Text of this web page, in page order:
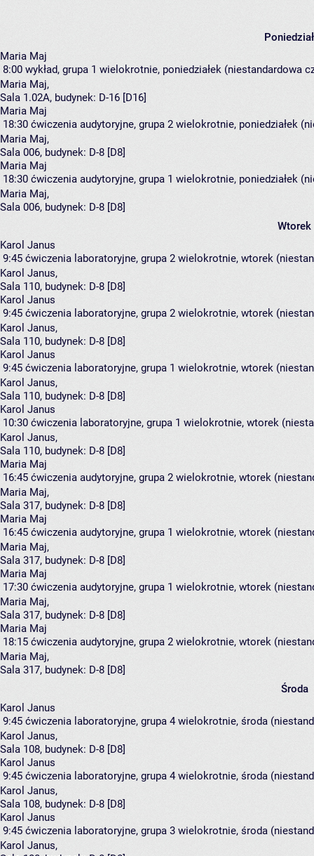
Maria Maj
8:00 wykład, grupa 1 wielokrotnie, poniedziałek (niestandardowa
Maria Maj,
Sala 1.02A, budynek: D-16 [D16]
Maria Maj
18:30 ćwiczenia audytoryjne, grupa 2 wielokrotnie, poniedziałek
Maria Maj,
Sala 006, budynek: D-8 [D8]
Maria Maj
18:30 ćwiczenia audytoryjne, grupa 1 wielokrotnie, poniedziałek
Maria Maj,
Sala 006, budynek: D-8 [D8]
Wtorek
Karol Janus
9:45 ćwiczenia laboratoryjne, grupa 2 wielokrotnie, wtorek
Karol Janus,
Sala 110, budynek: D-8 [D8]
Karol Janus
9:45 ćwiczenia laboratoryjne, grupa 2 wielokrotnie, wtorek
Karol Janus,
Sala 110, budynek: D-8 [D8]
Karol Janus
9:45 ćwiczenia laboratoryjne, grupa 1 wielokrotnie, wtorek
Karol Janus,
Sala 110, budynek: D-8 [D8]
Karol Janus
10:30 ćwiczenia laboratoryjne, grupa 1 wielokrotnie, wtorek
Karol Janus,
Sala 110, budynek: D-8 [D8]
Maria Maj
16:45 ćwiczenia audytoryjne, grupa 2 wielokrotnie, wtorek
Maria Maj,
Sala 317, budynek: D-8 [D8]
Maria Maj
16:45 ćwiczenia audytoryjne, grupa 1 wielokrotnie, wtorek
Maria Maj,
Sala 317, budynek: D-8 [D8]
Maria Maj
17:30 ćwiczenia audytoryjne, grupa 1 wielokrotnie, wtorek
Maria Maj,
Sala 317, budynek: D-8 [D8]
Maria Maj
18:15 ćwiczenia audytoryjne, grupa 2 wielokrotnie, wtorek
Maria Maj,
Sala 317, budynek: D-8 [D8]
Środa
Karol Janus
9:45 ćwiczenia laboratoryjne, grupa 4 wielokrotnie, środa
Karol Janus,
Sala 108, budynek: D-8 [D8]
Karol Janus
9:45 ćwiczenia laboratoryjne, grupa 4 wielokrotnie, środa
Karol Janus,
Sala 108, budynek: D-8 [D8]
Karol Janus
9:45 ćwiczenia laboratoryjne, grupa 3 wielokrotnie, środa
Karol Janus,